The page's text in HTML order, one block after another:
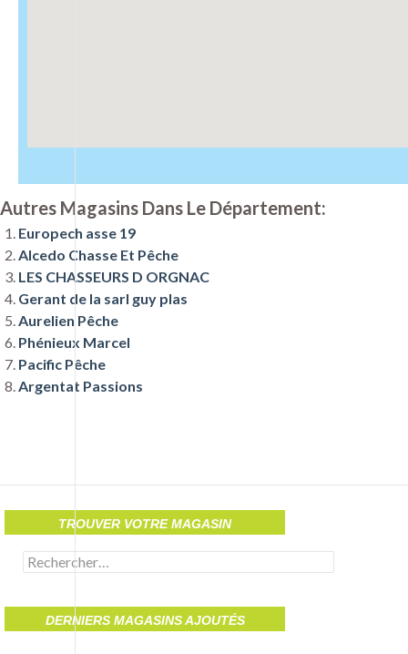
Autres Magasins Dans Le Département:
Europech asse 19
Alcedo Chasse Et Pêche
LES CHASSEURS D ORGNAC
Gerant de la sarl guy plas
Aurelien Pêche
Phénieux Marcel
Pacific Pêche
Argentat Passions
TROUVER VOTRE MAGASIN
Rechercher :
DERNIERS MAGASINS AJOUTÉS